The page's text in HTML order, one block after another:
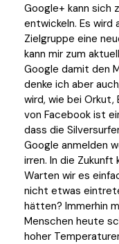
Google+ kann sich
entwickeln. Es
Zielgruppe eine
kann mir zum
Google damit den
denke ich aber
wird, wie bei Orkut,
von Facebook ist
dass die
Google anmelden
irren. In die Zukunft
Warten wir es
nicht etwas
hätten? Immerhin
Menschen heute
hoher